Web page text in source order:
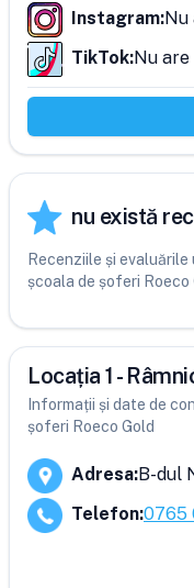
Instagram:Nu
TikTok:Nu
nu există
Recenziile și
școala de șoferi Roeco
Locația 1 -
Informații și date de
șoferi Roeco Gold
Adresa:B-dul
Telefon:0765